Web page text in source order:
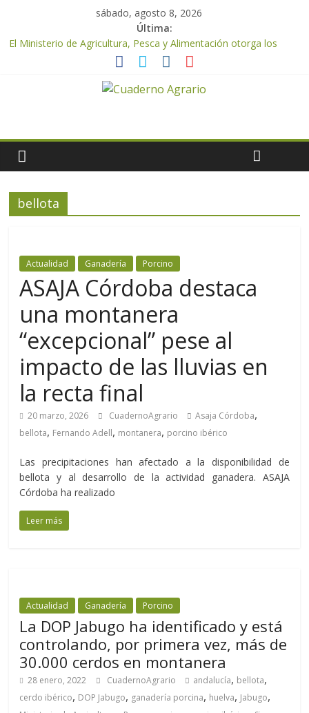
sábado, agosto 8, 2026
Última:
El Ministerio de Agricultura, Pesca y Alimentación otorga los
premios Alimentos de España a los mejores quesos 2026
desplome de la demanda, que obligará a muchos viticultores a
seguridad y la transparencia del sector
ASAJA Almería: las primeras recolecciones de almendra
meteorológicas y la incertidumbre en los precios
El Ministerio de Agricultura, Pesca y Alimentación autoriza el
bellota
Actualidad Ganadería Porcino
ASAJA Córdoba destaca
una montanera
“excepcional” pese al
impacto de las lluvias en
la recta final
20 marzo, 2026 CuadernoAgrario Asaja Córdoba,
bellota, Fernando Adell, montanera, porcino ibérico
Las precipitaciones han afectado a la disponibilidad de
bellota y al desarrollo de la actividad ganadera. ASAJA
Córdoba ha realizado
Leer más
Actualidad Ganadería Porcino
La DOP Jabugo ha identificado y está
controlando, por primera vez, más de
30.000 cerdos en montanera
28 enero, 2022 CuadernoAgrario andalucía, bellota,
cerdo ibérico, DOP Jabugo, ganadería porcina, huelva, Jabugo,